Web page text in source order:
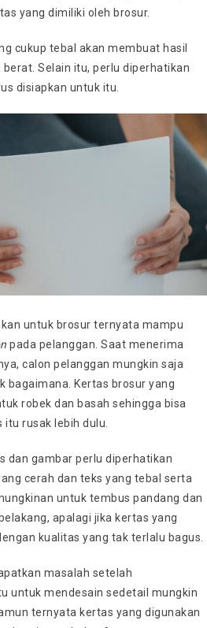
yang dimiliki oleh brosur.
cukup tebal akan membuat hasil
Selain itu, perlu diperhatikan
disiapkan untuk itu.
untuk brosur ternyata mampu
pada pelanggan. Saat menerima
calon pelanggan mungkin saja
bagaimana. Kertas brosur yang
robek dan basah sehingga bisa
itu rusak lebih dulu.
dan gambar perlu diperhatikan
cerah dan teks yang tebal serta
untuk tembus pandang dan
apalagi jika kertas yang
kualitas yang tak terlalu bagus.
masalah setelah
untuk mendesain sedetail mungkin
ternyata kertas yang digunakan